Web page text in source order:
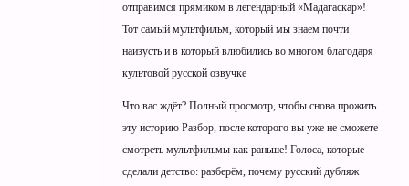
отправимся прямиком в легендарный «Мадагаскар»!
Тот самый мультфильм, который мы знаем почти
наизусть и в который влюбились во многом благодаря
культовой русской озвучке
Что вас ждёт? Полный просмотр, чтобы снова прожить
эту историю Разбор, после которого вы уже не сможете
смотреть мультфильмы как раньше! Голоса, которые
сделали детство: разберём, почему русский дубляж